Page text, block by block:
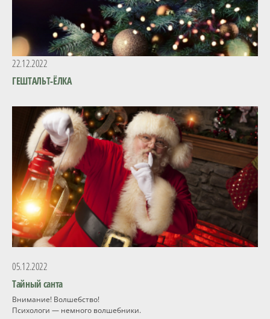
22.12.2022
ГЕШТАЛЬТ-ЁЛКА
05.12.2022
Тайный санта
Внимание! Волшебство!
Психологи — немного волшебники.